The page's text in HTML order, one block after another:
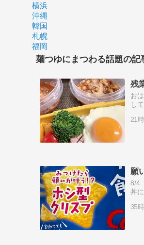
横浜
沖縄
韓国
札幌
福岡
麺つゆにまつわる話題の記
残
お
し
い
21
願
8/4
丼
う
35